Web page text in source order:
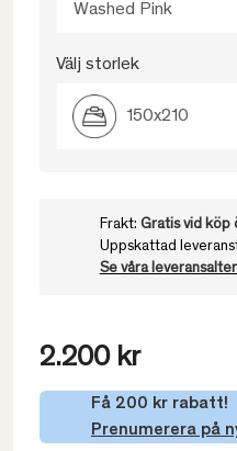
Washed Pink
Välj storlek
150x210
Frakt: Gratis vid köp
Uppskattad
Se våra
2.200 kr
Få 200 kr rabatt!
Prenumerera på